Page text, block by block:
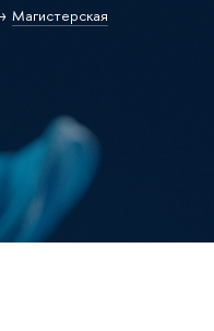
Магистерская